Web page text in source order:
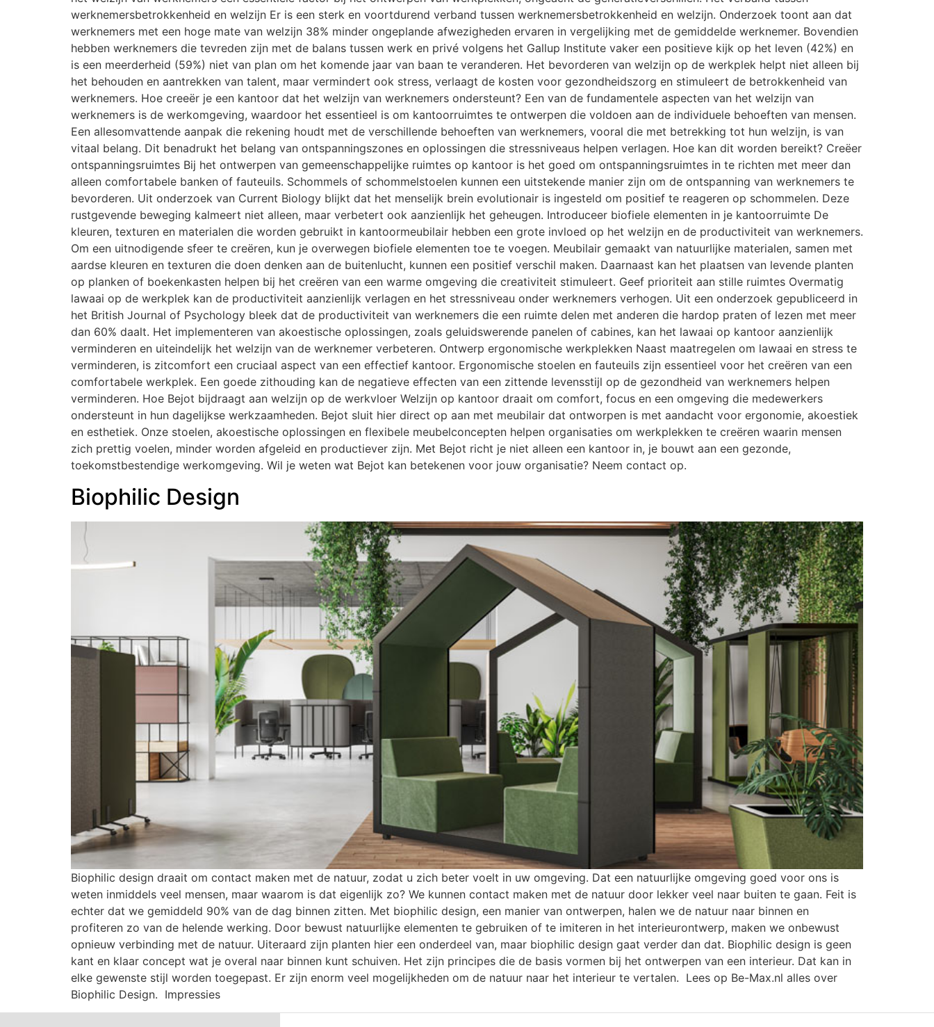
werknemersbetrokkenheid en welzijn Er is een sterk en voortdurend verband tussen werknemersbetrokkenheid en welzijn. Onderzoek toont aan dat
werknemers met een hoge mate van welzijn 38% minder ongeplande afwezigheden ervaren in vergelijking met de gemiddelde werknemer. Bovendien
hebben werknemers die tevreden zijn met de balans tussen werk en privé volgens het Gallup Institute vaker een positieve kijk op het leven (42%) en
is een meerderheid (59%) niet van plan om het komende jaar van baan te veranderen. Het bevorderen van welzijn op de werkplek helpt niet alleen bij
het behouden en aantrekken van talent, maar vermindert ook stress, verlaagt de kosten voor gezondheidszorg en stimuleert de betrokkenheid van
werknemers. Hoe creeër je een kantoor dat het welzijn van werknemers ondersteunt? Een van de fundamentele aspecten van het welzijn van
werknemers is de werkomgeving, waardoor het essentieel is om kantoorruimtes te ontwerpen die voldoen aan de individuele behoeften van mensen.
Een allesomvattende aanpak die rekening houdt met de verschillende behoeften van werknemers, vooral die met betrekking tot hun welzijn, is van
vitaal belang. Dit benadrukt het belang van ontspanningszones en oplossingen die stressniveaus helpen verlagen. Hoe kan dit worden bereikt? Creëer
ontspanningsruimtes Bij het ontwerpen van gemeenschappelijke ruimtes op kantoor is het goed om ontspanningsruimtes in te richten met meer dan
alleen comfortabele banken of fauteuils. Schommels of schommelstoelen kunnen een uitstekende manier zijn om de ontspanning van werknemers te
bevorderen. Uit onderzoek van Current Biology blijkt dat het menselijk brein evolutionair is ingesteld om positief te reageren op schommelen. Deze
rustgevende beweging kalmeert niet alleen, maar verbetert ook aanzienlijk het geheugen. Introduceer biofiele elementen in je kantoorruimte De
kleuren, texturen en materialen die worden gebruikt in kantoormeubilair hebben een grote invloed op het welzijn en de productiviteit van werknemers.
Om een uitnodigende sfeer te creëren, kun je overwegen biofiele elementen toe te voegen. Meubilair gemaakt van natuurlijke materialen, samen met
aardse kleuren en texturen die doen denken aan de buitenlucht, kunnen een positief verschil maken. Daarnaast kan het plaatsen van levende planten
op planken of boekenkasten helpen bij het creëren van een warme omgeving die creativiteit stimuleert. Geef prioriteit aan stille ruimtes Overmatig
lawaai op de werkplek kan de productiviteit aanzienlijk verlagen en het stressniveau onder werknemers verhogen. Uit een onderzoek gepubliceerd in
het British Journal of Psychology bleek dat de productiviteit van werknemers die een ruimte delen met anderen die hardop praten of lezen met meer
dan 60% daalt. Het implementeren van akoestische oplossingen, zoals geluidswerende panelen of cabines, kan het lawaai op kantoor aanzienlijk
verminderen en uiteindelijk het welzijn van de werknemer verbeteren. Ontwerp ergonomische werkplekken Naast maatregelen om lawaai en stress te
verminderen, is zitcomfort een cruciaal aspect van een effectief kantoor. Ergonomische stoelen en fauteuils zijn essentieel voor het creëren van een
comfortabele werkplek. Een goede zithouding kan de negatieve effecten van een zittende levensstijl op de gezondheid van werknemers helpen
verminderen. Hoe Bejot bijdraagt aan welzijn op de werkvloer Welzijn op kantoor draait om comfort, focus en een omgeving die medewerkers
ondersteunt in hun dagelijkse werkzaamheden. Bejot sluit hier direct op aan met meubilair dat ontworpen is met aandacht voor ergonomie, akoestiek
en esthetiek. Onze stoelen, akoestische oplossingen en flexibele meubelconcepten helpen organisaties om werkplekken te creëren waarin mensen
zich prettig voelen, minder worden afgeleid en productiever zijn. Met Bejot richt je niet alleen een kantoor in, je bouwt aan een gezonde,
toekomstbestendige werkomgeving. Wil je weten wat Bejot kan betekenen voor jouw organisatie? Neem contact op.
Biophilic Design
Biophilic design draait om contact maken met de natuur, zodat u zich beter voelt in uw omgeving. Dat een natuurlijke omgeving goed voor ons is
weten inmiddels veel mensen, maar waarom is dat eigenlijk zo? We kunnen contact maken met de natuur door lekker veel naar buiten te gaan. Feit is
echter dat we gemiddeld 90% van de dag binnen zitten. Met biophilic design, een manier van ontwerpen, halen we de natuur naar binnen en
profiteren zo van de helende werking. Door bewust natuurlijke elementen te gebruiken of te imiteren in het interieurontwerp, maken we onbewust
opnieuw verbinding met de natuur. Uiteraard zijn planten hier een onderdeel van, maar biophilic design gaat verder dan dat. Biophilic design is geen
kant en klaar concept wat je overal naar binnen kunt schuiven. Het zijn principes die de basis vormen bij het ontwerpen van een interieur. Dat kan in
elke gewenste stijl worden toegepast. Er zijn enorm veel mogelijkheden om de natuur naar het interieur te vertalen. Lees op Be-Max.nl alles over
Biophilic Design. Impressies